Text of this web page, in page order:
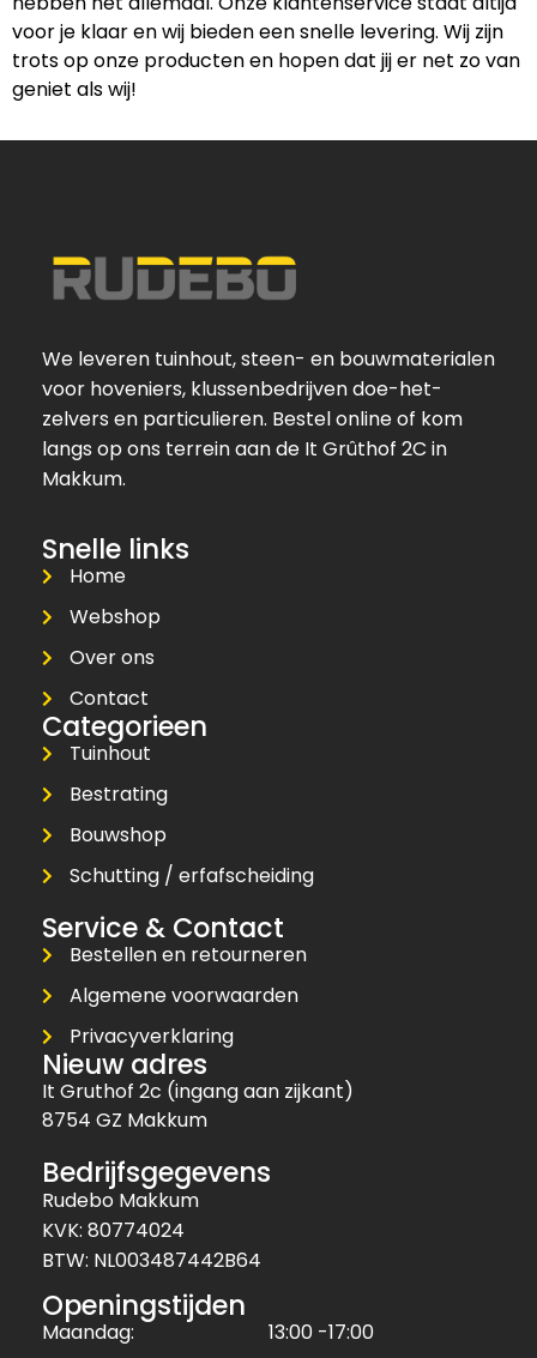
voor je klaar en wij bieden een snelle levering. Wij zijn
trots op onze producten en hopen dat jij er net zo van
geniet als wij!
We leveren tuinhout, steen- en bouwmaterialen
voor hoveniers, klussenbedrijven doe-het-
zelvers en particulieren. Bestel online of kom
langs op ons terrein aan de It Grûthof 2C in
Makkum.
Snelle links
Home
Webshop
Over ons
Contact
Categorieen
Tuinhout
Bestrating
Bouwshop
Schutting / erfafscheiding
Service & Contact
Bestellen en retourneren
Algemene voorwaarden
Privacyverklaring
Nieuw adres
It Gruthof 2c (ingang aan zijkant)
8754 GZ Makkum
Bedrijfsgegevens
Rudebo Makkum
KVK: 80774024
BTW: NL003487442B64
Openingstijden
Maandag:
13:00 -17:00